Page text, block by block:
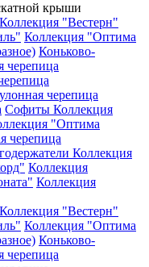
крыши
Коллекция "Вестерн"
Коллекция "Оптима
Коньково-
черепица
Софиты Коллекция
"Оптима
черепица
Коллекция
Коллекция
Коллекция
Коллекция "Вестерн"
Коллекция "Оптима
Коньково-